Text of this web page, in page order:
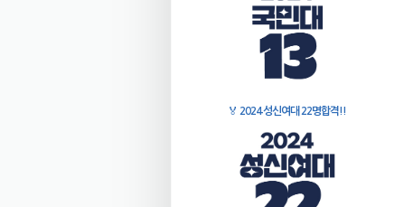
🏅 2024 성신여대 22명합격!!